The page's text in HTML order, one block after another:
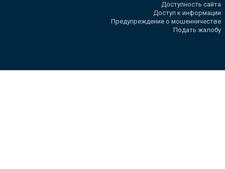
Доступность сайта
Доступ к информации
Предупреждение о мошенничестве
Подать жалобу